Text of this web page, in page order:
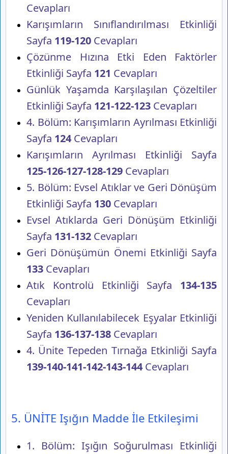
Cevapları
Karışımların Sınıflandırılması Etkinliği
Sayfa 119-120 Cevapları
Çözünme Hızına Etki Eden Faktörler
Etkinliği Sayfa 121 Cevapları
Günlük Yaşamda Karşılaşılan Çözeltiler
Etkinliği Sayfa 121-122-123 Cevapları
4. Bölüm: Karışımların Ayrılması Etkinliği
Sayfa 124 Cevapları
Karışımların Ayrılması Etkinliği Sayfa
125-126-127-128-129 Cevapları
5. Bölüm: Evsel Atıklar ve Geri Dönüşüm
Etkinliği Sayfa 130 Cevapları
Evsel Atıklarda Geri Dönüşüm Etkinliği
Sayfa 131-132 Cevapları
Geri Dönüşümün Önemi Etkinliği Sayfa
133 Cevapları
Atık Kontrolü Etkinliği Sayfa 134-135
Cevapları
Yeniden Kullanılabilecek Eşyalar Etkinliği
Sayfa 136-137-138 Cevapları
4. Ünite Tepeden Tırnağa Etkinliği Sayfa
139-140-141-142-143-144 Cevapları
5. ÜNİTE Işığın Madde İle Etkileşimi
1. Bölüm: Işığın Soğurulması Etkinliği